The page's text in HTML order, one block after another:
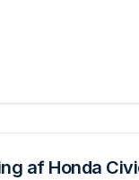
af Honda